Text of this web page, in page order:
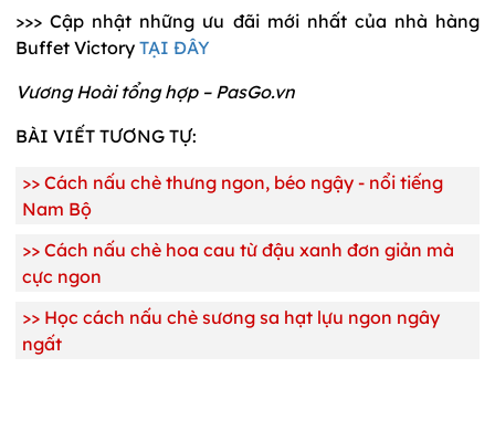
>>> Cập nhật những ưu đãi mới nhất của nhà hàng
Buffet Victory TẠI ĐÂY
Vương Hoài tổng hợp – PasGo.vn
BÀI VIẾT TƯƠNG TỰ:
>> Cách nấu chè thưng ngon, béo ngậy - nổi tiếng
Nam Bộ
>> Cách nấu chè hoa cau từ đậu xanh đơn giản mà
cực ngon
>> Học cách nấu chè sương sa hạt lựu ngon ngây
ngất